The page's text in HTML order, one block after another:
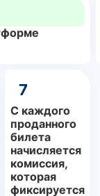
7
С каждого
проданного
билета
начисляется
комиссия,
которая
фиксируется